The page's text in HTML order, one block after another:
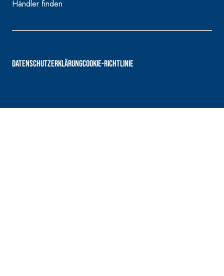
Händler finden
DATENSCHUTZERKLÄRUNGCOOKIE-RICHTLINIE